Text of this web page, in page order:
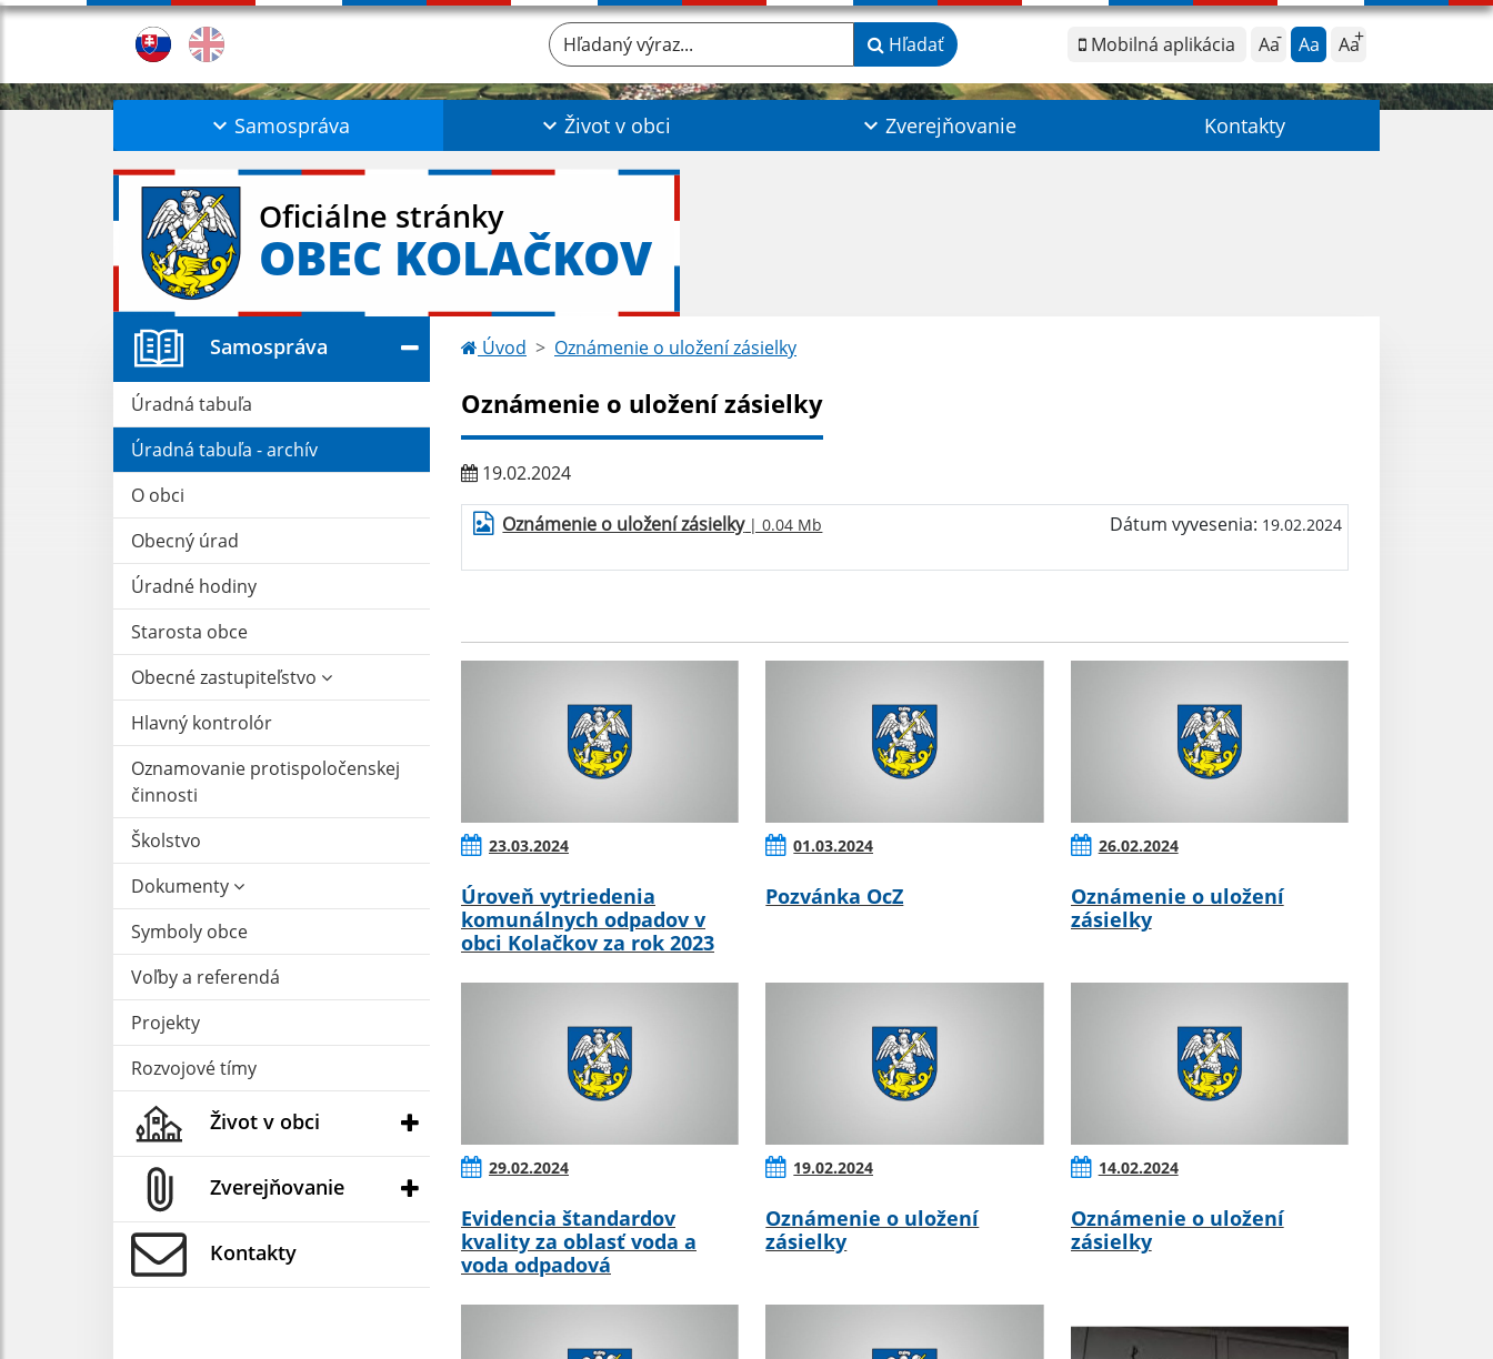
Mobilná aplikácia Aa Aa Aa
Hľadaný výraz... Hľadať
Samospráva Život v obci Zverejňovanie Kontakty
Oficiálne stránky
OBEC KOLAČKOV
Samospráva
Úradná tabuľa
Úradná tabuľa - archív
O obci
Obecný úrad
Úradné hodiny
Starosta obce
Obecné zastupiteľstvo
Hlavný kontrolór
Oznamovanie protispoločenskej
činnosti
Školstvo
Dokumenty
Symboly obce
Voľby a referendá
Projekty
Rozvojové tímy
Život v obci
Zverejňovanie
Kontakty
Úvod Oznámenie o uložení zásielky
Oznámenie o uložení zásielky
19.02.2024
Oznámenie o uložení zásielky| 0.04 Mb Dátum vyvesenia: 19.02.2024
23.03.2024
Úroveň vytriedenia
komunálnych odpadov v
obci Kolačkov za rok 2023
01.03.2024
Pozvánka OcZ
26.02.2024
Oznámenie o uložení
zásielky
29.02.2024
Evidencia štandardov
kvality za oblasť voda a
voda odpadová
19.02.2024
Oznámenie o uložení
zásielky
14.02.2024
Oznámenie o uložení
zásielky